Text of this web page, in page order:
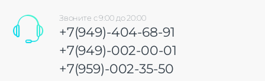
Звоните с 9:00 до 20:00
+7(949)-404-68-91
+7(949)-002-00-01
+7(959)-002-35-50